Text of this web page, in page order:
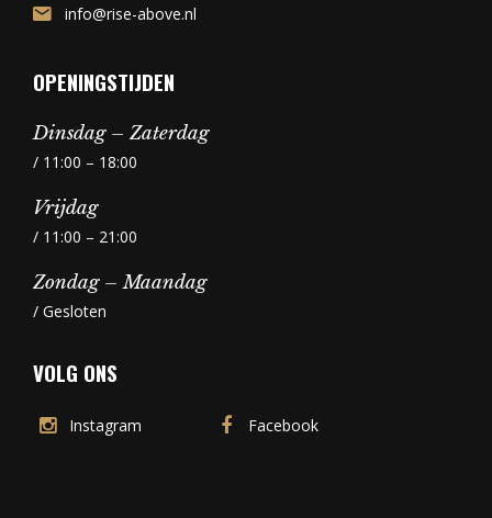
info@rise-above.nl
OPENINGSTIJDEN
Dinsdag – Zaterdag
/ 11:00 – 18:00
Vrijdag
/ 11:00 – 21:00
Zondag – Maandag
/ Gesloten
VOLG ONS
Instagram Facebook